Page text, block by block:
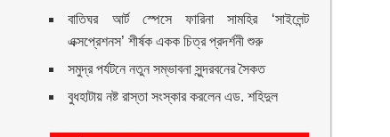
বাতিঘর আর্ট স্পেসে ফারিনা সামহির ‘সাইলেন্ট
এক্সপ্রেশনস’ শীর্ষক একক চিত্র প্রদর্শনী শুরু
সমুদ্র পর্যটনে নতুন সম্ভাবনা সুন্দরবনের সৈকত
বুধহাটায় নষ্ট রাস্তা সংস্কার করলেন এড. শহিদুল